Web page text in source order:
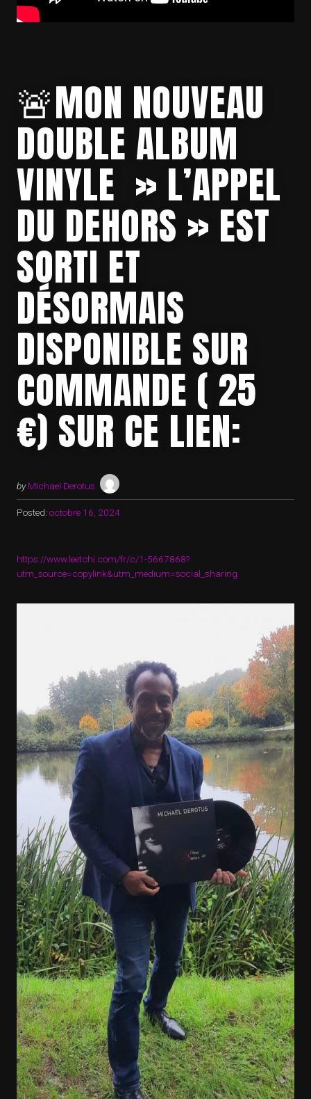
🚨MON NOUVEAU
DOUBLE ALBUM
VINYLE » L’APPEL
DU DEHORS » EST
SORTI ET
DÉSORMAIS
DISPONIBLE SUR
COMMANDE ( 25
€) SUR CE LIEN:
by Michael Derotus
Posted: octobre 16, 2024
https://www.leetchi.com/fr/c/1-5667868?
utm_source=copylink&utm_medium=social_sharing